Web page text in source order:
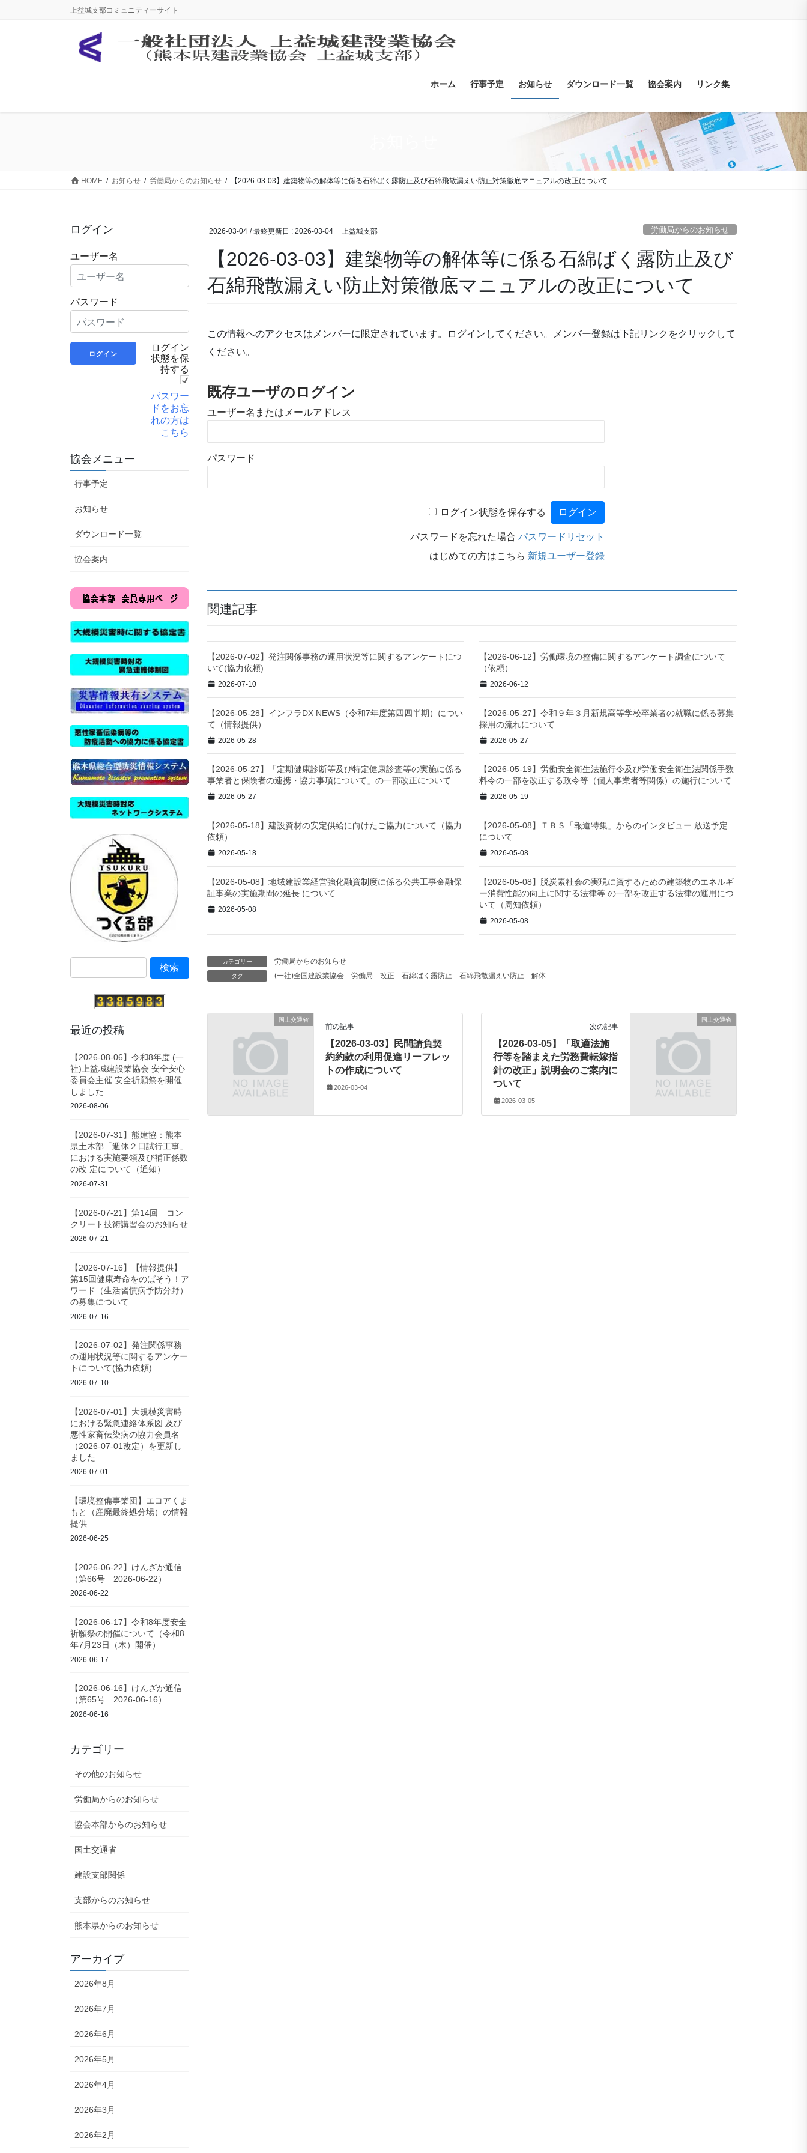
上益城支部コミュニティーサイト
ホーム 行事予定 お知らせ ダウンロード一覧 協会案内 リンク集
HOME お知らせ 労働局からのお知らせ 【2026-03-03】建築物等の解体等に係る石綿ばく露防止及び石綿飛散漏えい防止対策徹底マニュアルの改正について
2026-03-04 / 最終更新日 : 2026-03-04 上益城支部 労働局からのお知らせ
【2026-03-03】建築物等の解体等に係る石綿ばく露防止及び
石綿飛散漏えい防止対策徹底マニュアルの改正について
この情報へのアクセスはメンバーに限定されています。ログインしてください。メンバー登録は下記リンクをクリックして
ください。
既存ユーザのログイン
ユーザー名またはメールアドレス
パスワード
ログイン状態を保存する
パスワードを忘れた場合 パスワードリセット
はじめての方はこちら 新規ユーザー登録
関連記事
【2026-07-02】発注関係事務の運用状況等に関するアンケートにつ
いて(協力依頼)
2026-07-10
【2026-06-12】労働環境の整備に関するアンケート調査について
（依頼）
2026-06-12
【2026-05-28】インフラDX NEWS（令和7年度第四四半期）につい
て（情報提供）
2026-05-28
【2026-05-27】令和９年３月新規高等学校卒業者の就職に係る募集
採用の流れについて
2026-05-27
【2026-05-27】「定期健康診断等及び特定健康診査等の実施に係る
事業者と保険者の連携・協力事項について」の一部改正について
2026-05-27
【2026-05-19】労働安全衛生法施行令及び労働安全衛生法関係手数
料令の一部を改正する政令等（個人事業者等関係）の施行について
2026-05-19
【2026-05-18】建設資材の安定供給に向けたご協力について（協力
依頼）
2026-05-18
【2026-05-08】ＴＢＳ「報道特集」からのインタビュー 放送予定
について
2026-05-08
【2026-05-08】地域建設業経営強化融資制度に係る公共工事金融保
証事業の実施期間の延長 について
2026-05-08
【2026-05-08】脱炭素社会の実現に資するための建築物のエネルギ
ー消費性能の向上に関する法律等 の一部を改正する法律の運用につ
いて（周知依頼）
2026-05-08
カテゴリー 労働局からのお知らせ
タグ (一社)全国建設業協会 労働局 改正 石綿ばく露防止 石綿飛散漏えい防止 解体
国土交通省
前の記事
【2026-03-03】民間請負契
約約款の利用促進リーフレッ
トの作成について
2026-03-04
国土交通省
次の記事
【2026-03-05】「取適法施
行等を踏まえた労務費転嫁指
針の改正」説明会のご案内に
ついて
2026-03-05
ログイン
ユーザー名
パスワード
ログイン
状態を保
持する
パスワー
ドをお忘
れの方は
こちら
協会メニュー
行事予定
お知らせ
ダウンロード一覧
協会案内
最近の投稿
【2026-08-06】令和8年度 (一
社)上益城建設業協会 安全安心
委員会主催 安全祈願祭を開催
しました
2026-08-06
【2026-07-31】熊建協：熊本
県土木部「週休２日試行工事」
における実施要領及び補正係数
の改 定について（通知）
2026-07-31
【2026-07-21】第14回 コン
クリート技術講習会のお知らせ
2026-07-21
【2026-07-16】【情報提供】
第15回健康寿命をのばそう！ア
ワード（生活習慣病予防分野）
の募集について
2026-07-16
【2026-07-02】発注関係事務
の運用状況等に関するアンケー
トについて(協力依頼)
2026-07-10
【2026-07-01】大規模災害時
における緊急連絡体系図 及び
悪性家畜伝染病の協力会員名
（2026-07-01改定）を更新し
ました
2026-07-01
【環境整備事業団】エコアくま
もと（産廃最終処分場）の情報
提供
2026-06-25
【2026-06-22】けんざか通信
（第66号 2026-06-22）
2026-06-22
【2026-06-17】令和8年度安全
祈願祭の開催について（令和8
年7月23日（木）開催）
2026-06-17
【2026-06-16】けんざか通信
（第65号 2026-06-16）
2026-06-16
カテゴリー
その他のお知らせ
労働局からのお知らせ
協会本部からのお知らせ
国土交通省
建設支部関係
支部からのお知らせ
熊本県からのお知らせ
アーカイブ
2026年8月
2026年7月
2026年6月
2026年5月
2026年4月
2026年3月
2026年2月